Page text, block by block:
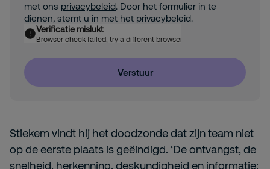
Stiekem vindt hij het doodzonde dat zijn team niet
op de eerste plaats is geëindigd. ‘De ontvangst, de
snelheid, herkenning, deskundigheid en informatie:
met ons privacybeleid. Door het formulier in te
dienen, stemt u in met het privacybeleid.
Verificatie mislukt
Browser check failed, try a different browser
Verstuur